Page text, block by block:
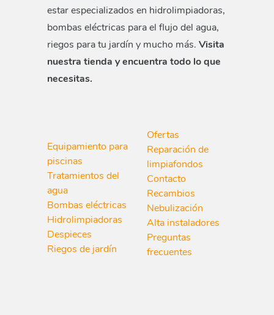
estar especializados en hidrolimpiadoras,
bombas eléctricas para el flujo del agua,
riegos para tu jardín y mucho más. Visita
nuestra tienda y encuentra todo lo que
necesitas.
Equipamiento para
piscinas
Tratamientos del
agua
Bombas eléctricas
Hidrolimpiadoras
Despieces
Riegos de jardín
Ofertas
Reparación de
limpiafondos
Contacto
Recambios
Nebulización
Alta instaladores
Preguntas
frecuentes